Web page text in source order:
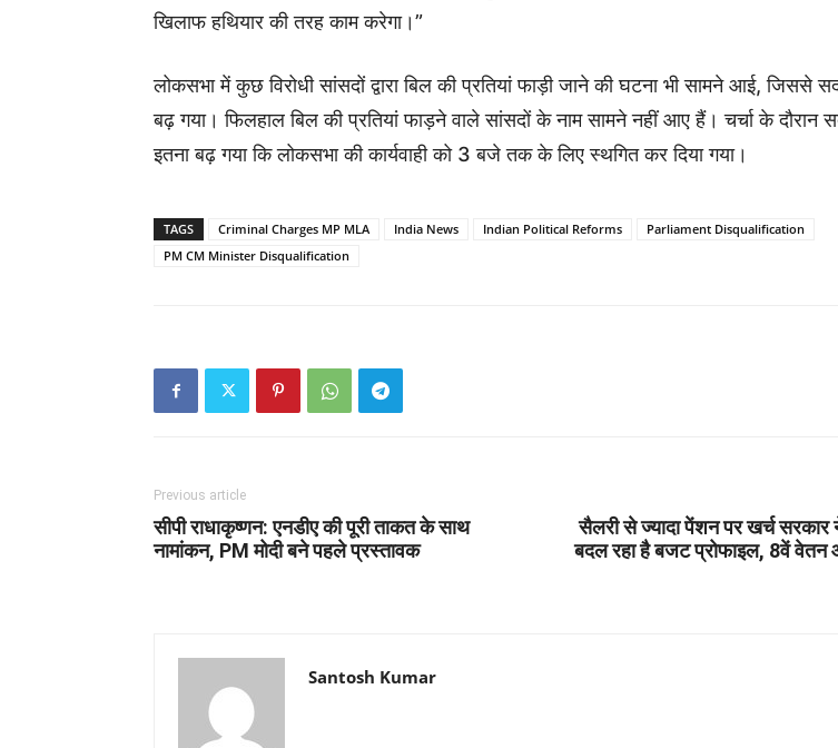
खिलाफ हथियार की तरह काम करेगा।”
लोकसभा में कुछ विरोधी सांसदों द्वारा बिल की प्रतियां फाड़ी जाने की घटना भी सामने आई, जिससे
बढ़ गया। फिलहाल बिल की प्रतियां फाड़ने वाले सांसदों के नाम सामने नहीं आए हैं। चर्चा के दौरान
इतना बढ़ गया कि लोकसभा की कार्यवाही को 3 बजे तक के लिए स्थगित कर दिया गया।
TAGS Criminal Charges MP MLA India News Indian Political Reforms
Parliament Disqualification
PM CM Minister Disqualification
Previous article
सीपी राधाकृष्णन: एनडीए की पूरी ताकत के साथ
नामांकन, PM मोदी बने पहले प्रस्तावक
सैलरी से ज्यादा पेंशन पर खर्च सरकार
बदल रहा है बजट प्रोफाइल, 8वें वेतन
Santosh Kumar